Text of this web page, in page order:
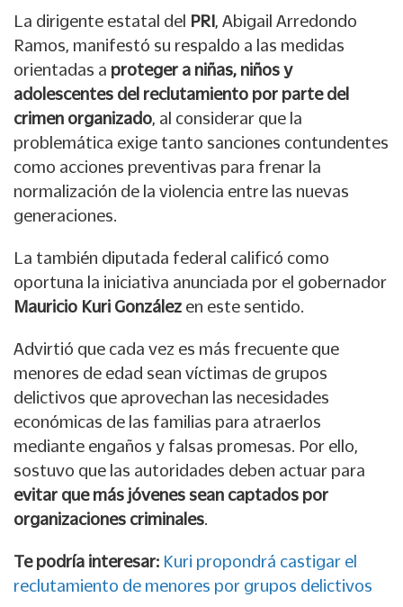
La dirigente estatal del PRI, Abigail Arredondo
Ramos, manifestó su respaldo a las medidas
orientadas a proteger a niñas, niños y
adolescentes del reclutamiento por parte del
crimen organizado, al considerar que la
problemática exige tanto sanciones contundentes
como acciones preventivas para frenar la
normalización de la violencia entre las nuevas
generaciones.
La también diputada federal calificó como
oportuna la iniciativa anunciada por el gobernador
Mauricio Kuri González en este sentido.
Advirtió que cada vez es más frecuente que
menores de edad sean víctimas de grupos
delictivos que aprovechan las necesidades
económicas de las familias para atraerlos
mediante engaños y falsas promesas. Por ello,
sostuvo que las autoridades deben actuar para
evitar que más jóvenes sean captados por
organizaciones criminales.
Te podría interesar: Kuri propondrá castigar el
reclutamiento de menores por grupos delictivos